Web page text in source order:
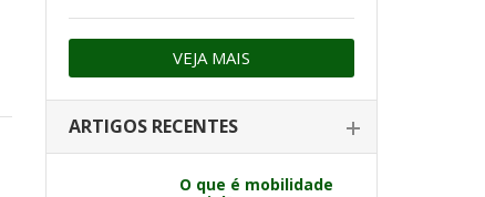
VEJA MAIS
ARTIGOS RECENTES
O que é mobilidade